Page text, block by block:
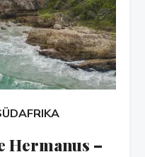
Hermanus –